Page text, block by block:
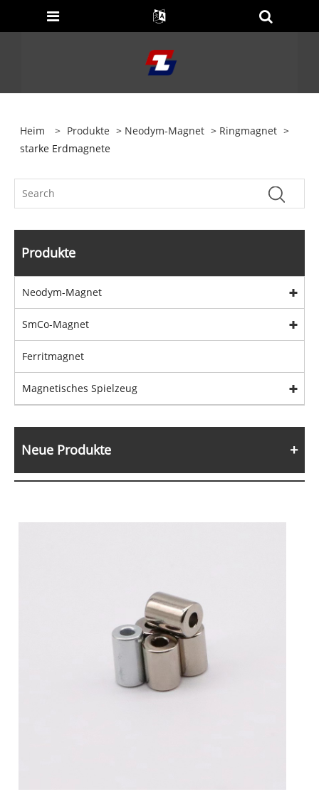
Heim > Produkte > Neodym-Magnet > Ringmagnet >
starke Erdmagnete
Produkte
Neodym-Magnet
SmCo-Magnet
Ferritmagnet
Magnetisches Spielzeug
Neue Produkte